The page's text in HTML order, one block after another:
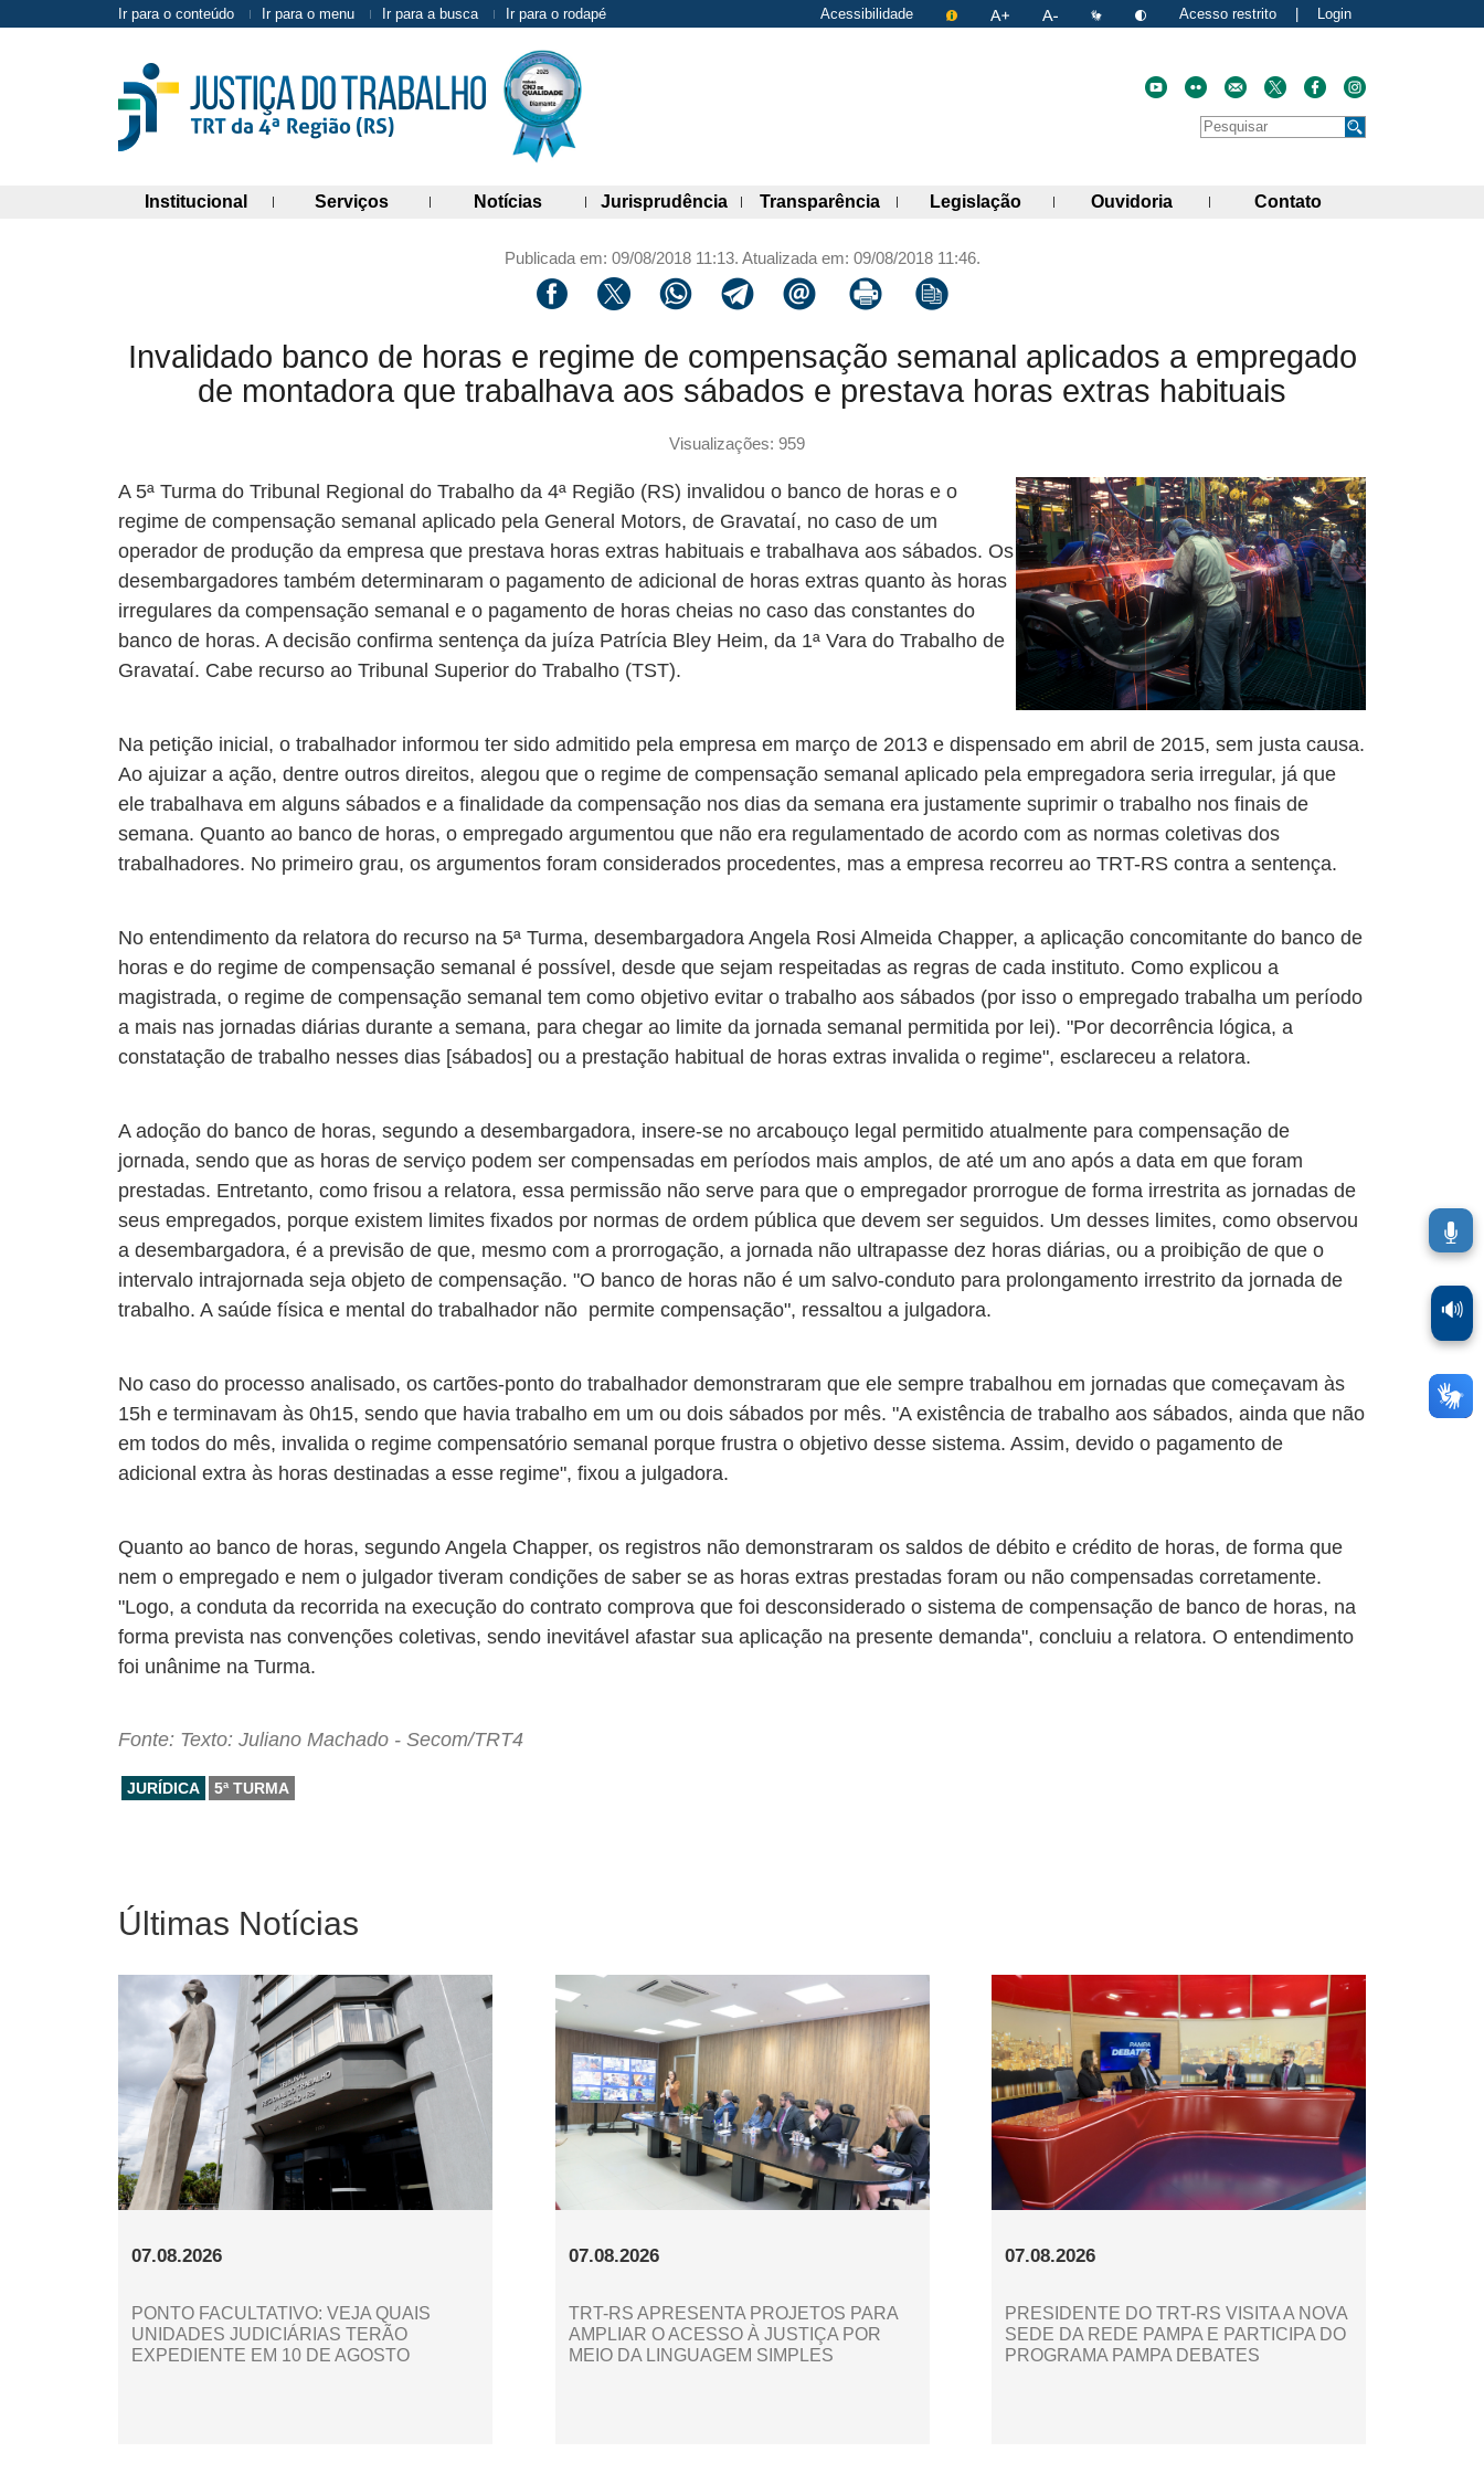
Ir para o conteúdo Ir para o menu Ir para a busca Ir para o rodapé Acessibilidade Acesso restrito Login
Faça uma pesquisa no site
Pesquisar
Institucional(abre painel de links)
Serviços(abre painel de links)
Notícias(abre painel de links)
Jurisprudência(abre painel de links)
Transparência (abre painel de links)
Legislação(abre painel de links)
Ouvidoria (abre painel de links)
Contato(abre painel de
Publicada em: 09/08/2018 11:13. Atualizada em: 09/08/2018 11:46.
Compartilhar via facebook
Compartilhar via twitter
Compartilhar via whatsapp
Compartilhar via telegram
Compartilhar via email
Imprimir a página atual
Copiar link para a área de transferência
Invalidado banco de horas e regime de compensação semanal aplicados a empregado
de montadora que trabalhava aos sábados e prestava horas extras habituais
Visualizações: 959
A 5ª Turma do Tribunal Regional do Trabalho da 4ª Região (RS) invalidou o banco de horas e o
regime de compensação semanal aplicado pela General Motors, de Gravataí, no caso de um
operador de produção da empresa que prestava horas extras habituais e trabalhava aos sábados. Os
desembargadores também determinaram o pagamento de adicional de horas extras quanto às horas
irregulares da compensação semanal e o pagamento de horas cheias no caso das constantes do
banco de horas. A decisão confirma sentença da juíza Patrícia Bley Heim, da 1ª Vara do Trabalho de
Gravataí. Cabe recurso ao Tribunal Superior do Trabalho (TST).
Na petição inicial, o trabalhador informou ter sido admitido pela empresa em março de 2013 e dispensado em abril de 2015, sem justa causa.
Ao ajuizar a ação, dentre outros direitos, alegou que o regime de compensação semanal aplicado pela empregadora seria irregular, já que
ele trabalhava em alguns sábados e a finalidade da compensação nos dias da semana era justamente suprimir o trabalho nos finais de
semana. Quanto ao banco de horas, o empregado argumentou que não era regulamentado de acordo com as normas coletivas dos
trabalhadores. No primeiro grau, os argumentos foram considerados procedentes, mas a empresa recorreu ao TRT-RS contra a sentença.
No entendimento da relatora do recurso na 5ª Turma, desembargadora Angela Rosi Almeida Chapper, a aplicação concomitante do banco de
horas e do regime de compensação semanal é possível, desde que sejam respeitadas as regras de cada instituto. Como explicou a
magistrada, o regime de compensação semanal tem como objetivo evitar o trabalho aos sábados (por isso o empregado trabalha um período
a mais nas jornadas diárias durante a semana, para chegar ao limite da jornada semanal permitida por lei). "Por decorrência lógica, a
constatação de trabalho nesses dias [sábados] ou a prestação habitual de horas extras invalida o regime", esclareceu a relatora.
A adoção do banco de horas, segundo a desembargadora, insere-se no arcabouço legal permitido atualmente para compensação de
jornada, sendo que as horas de serviço podem ser compensadas em períodos mais amplos, de até um ano após a data em que foram
prestadas. Entretanto, como frisou a relatora, essa permissão não serve para que o empregador prorrogue de forma irrestrita as jornadas de
seus empregados, porque existem limites fixados por normas de ordem pública que devem ser seguidos. Um desses limites, como observou
a desembargadora, é a previsão de que, mesmo com a prorrogação, a jornada não ultrapasse dez horas diárias, ou a proibição de que o
intervalo intrajornada seja objeto de compensação. "O banco de horas não é um salvo-conduto para prolongamento irrestrito da jornada de
trabalho. A saúde física e mental do trabalhador não permite compensação", ressaltou a julgadora.
No caso do processo analisado, os cartões-ponto do trabalhador demonstraram que ele sempre trabalhou em jornadas que começavam às
15h e terminavam às 0h15, sendo que havia trabalho em um ou dois sábados por mês. "A existência de trabalho aos sábados, ainda que não
em todos do mês, invalida o regime compensatório semanal porque frustra o objetivo desse sistema. Assim, devido o pagamento de
adicional extra às horas destinadas a esse regime", fixou a julgadora.
Quanto ao banco de horas, segundo Angela Chapper, os registros não demonstraram os saldos de débito e crédito de horas, de forma que
nem o empregado e nem o julgador tiveram condições de saber se as horas extras prestadas foram ou não compensadas corretamente.
"Logo, a conduta da recorrida na execução do contrato comprova que foi desconsiderado o sistema de compensação de banco de horas, na
forma prevista nas convenções coletivas, sendo inevitável afastar sua aplicação na presente demanda", concluiu a relatora. O entendimento
foi unânime na Turma.
Fonte: Texto: Juliano Machado - Secom/TRT4
JURÍDICA 5ª TURMA
Últimas Notícias
07.08.2026
PONTO FACULTATIVO: VEJA QUAIS
UNIDADES JUDICIÁRIAS TERÃO
EXPEDIENTE EM 10 DE AGOSTO
07.08.2026
TRT-RS APRESENTA PROJETOS PARA
AMPLIAR O ACESSO À JUSTIÇA POR
MEIO DA LINGUAGEM SIMPLES
07.08.2026
PRESIDENTE DO TRT-RS VISITA A NOVA
SEDE DA REDE PAMPA E PARTICIPA DO
PROGRAMA PAMPA DEBATES
🔊